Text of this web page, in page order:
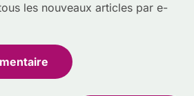
les nouveaux articles par e-